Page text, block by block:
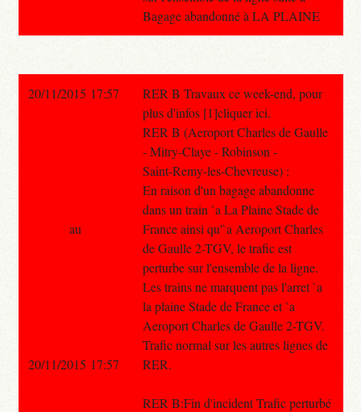
Bagage abandonné à LA PLAINE
20/11/2015 17:57
RER B Travaux ce week-end, pour
plus d'infos [1]cliquer ici.
RER B (Aeroport Charles de Gaulle
- Mitry-Claye - Robinson -
Saint-Remy-les-Chevreuse) :
En raison d'un bagage abandonne
dans un train `a La Plaine Stade de
France ainsi qu'`a Aeroport Charles
de Gaulle 2-TGV, le trafic est
perturbe sur l'ensemble de la ligne.
Les trains ne marquent pas l'arret `a
la plaine Stade de France et `a
Aeroport Charles de Gaulle 2-TGV.
Trafic normal sur les autres lignes de
RER.
RER B:Fin d'incident Trafic perturbé
au
20/11/2015 17:57